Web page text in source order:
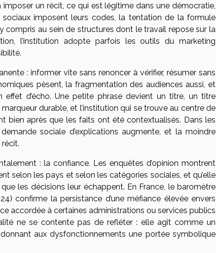
un récit, ce qui est légitime dans une démocratie,
imposent leurs codes, la tentation de la formule
compris au sein de structures dont le travail repose sur la
l’institution adopte parfois les outils du marketing
: informer vite sans renoncer à vérifier, résumer sans
pèsent, la fragmentation des audiences aussi, et
effet d’écho. Une petite phrase devient un titre, un titre
durable, et l’institution qui se trouve au centre de
bien après que les faits ont été contextualisés. Dans les
sociale d’explications augmente, et la moindre
: la confiance. Les enquêtes d’opinion montrent
selon les pays et selon les catégories sociales, et qu’elle
les décisions leur échappent. En France, le baromètre
confirme la persistance d’une méfiance élevée envers
accordée à certaines administrations ou services publics
ne se contente pas de refléter : elle agit comme un
aux dysfonctionnements une portée symbolique